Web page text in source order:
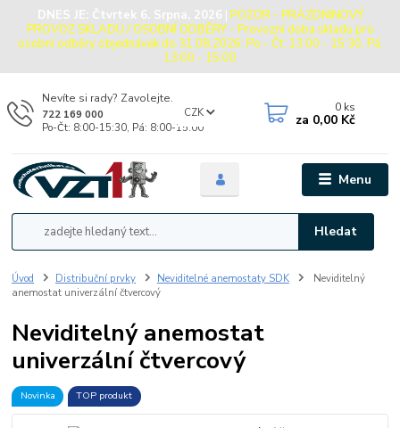
DNES JE: Čtvrtek 6. Srpna, 2026 | POZOR - PRÁZDNINOVÝ
PROVOZ SKLADU / OSOBNÍ ODBĚRY - Provozní doba skladu pro
osobní odběry objednávek do 31.08.2026: Po - Čt: 13:00 - 15:30, Pá:
13:00 - 15:00
Menu
CZK
Hledat
Nevíte si rady? Zavolejte.
722 169 000
Po-Čt: 8:00-15:30, Pá: 8:00-15:00
0 ks
za 0,00 Kč
Úvod Distribuční prvky Neviditelné anemostaty SDK
Neviditelný
anemostat univerzální čtvercový
Neviditelný anemostat
univerzální čtvercový
Novinka TOP produkt